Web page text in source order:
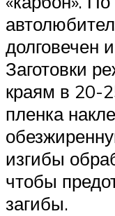
долговечен
Заготовки
краям в 20-
пленка
изгибы
чтобы
загибы.